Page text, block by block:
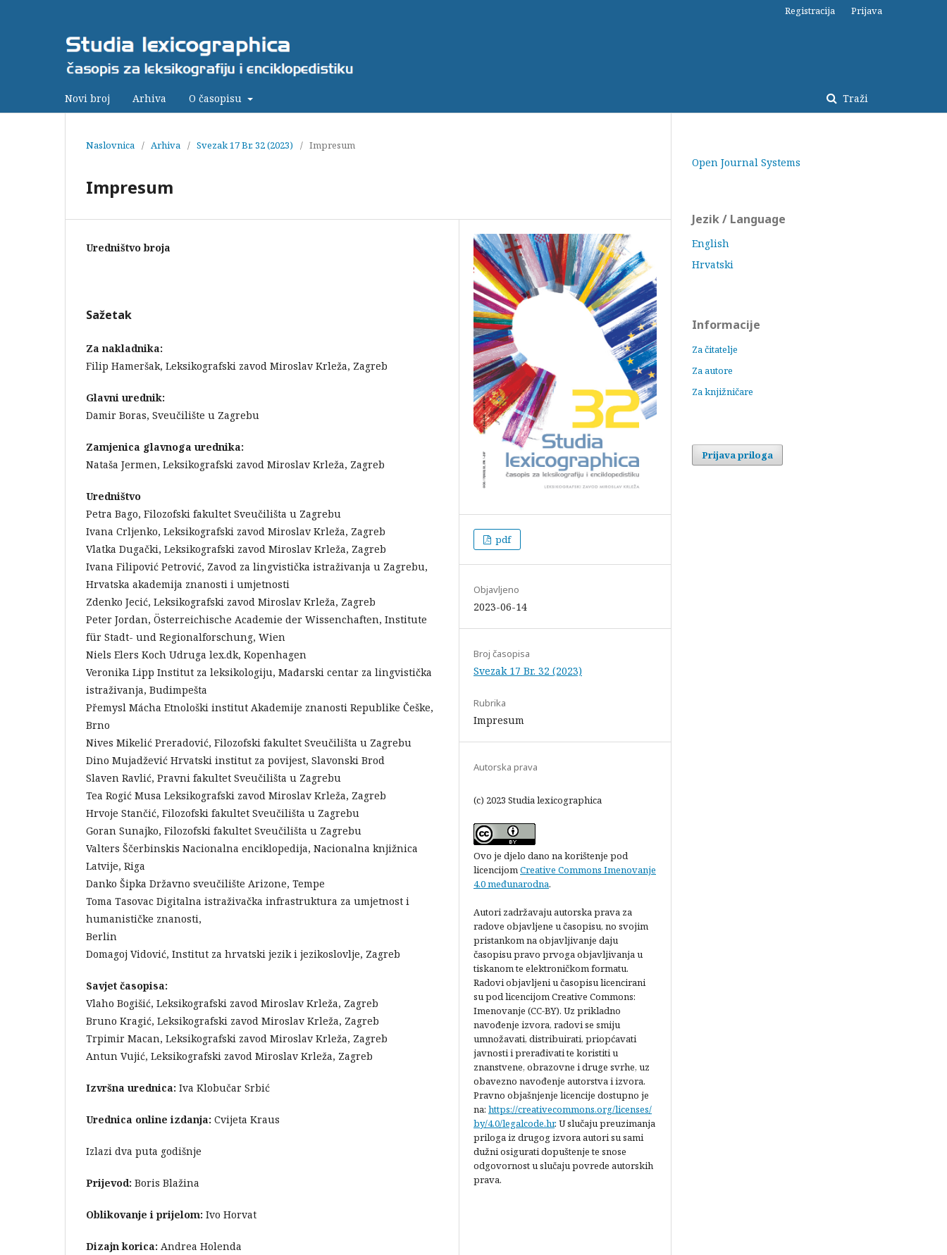
Novi broj Arhiva O časopisu Traži
Registracija Prijava
Naslovnica / Arhiva / Svezak 17 Br. 32 (2023) / Impresum
Impresum
Uredništvo broja
Sažetak
Za nakladnika:
Filip Hameršak, Leksikografski zavod Miroslav Krleža, Zagreb
Glavni urednik:
Damir Boras, Sveučilište u Zagrebu
Zamjenica glavnoga urednika:
Nataša Jermen, Leksikografski zavod Miroslav Krleža, Zagreb
Uredništvo
Petra Bago, Filozofski fakultet Sveučilišta u Zagrebu
Ivana Crljenko, Leksikografski zavod Miroslav Krleža, Zagreb
Vlatka Dugački, Leksikografski zavod Miroslav Krleža, Zagreb
Ivana Filipović Petrović, Zavod za lingvistička istraživanja u Zagrebu,
Hrvatska akademija znanosti i umjetnosti
Zdenko Jecić, Leksikografski zavod Miroslav Krleža, Zagreb
Peter Jordan, Österreichische Academie der Wissenchaften, Institute
für Stadt- und Regionalforschung, Wien
Niels Elers Koch Udruga lex.dk, Kopenhagen
Veronika Lipp Institut za leksikologiju, Mađarski centar za lingvistička
istraživanja, Budimpešta
Přemysl Mácha Etnološki institut Akademije znanosti Republike Češke,
Brno
Nives Mikelić Preradović, Filozofski fakultet Sveučilišta u Zagrebu
Dino Mujadžević Hrvatski institut za povijest, Slavonski Brod
Slaven Ravlić, Pravni fakultet Sveučilišta u Zagrebu
Tea Rogić Musa Leksikografski zavod Miroslav Krleža, Zagreb
Hrvoje Stančić, Filozofski fakultet Sveučilišta u Zagrebu
Goran Sunajko, Filozofski fakultet Sveučilišta u Zagrebu
Valters Ščerbinskis Nacionalna enciklopedija, Nacionalna knjižnica
Latvije, Riga
Danko Šipka Državno sveučilište Arizone, Tempe
Toma Tasovac Digitalna istraživačka infrastruktura za umjetnost i
humanističke znanosti,
Berlin
Domagoj Vidović, Institut za hrvatski jezik i jezikoslovlje, Zagreb
Savjet časopisa:
Vlaho Bogišić, Leksikografski zavod Miroslav Krleža, Zagreb
Bruno Kragić, Leksikografski zavod Miroslav Krleža, Zagreb
Trpimir Macan, Leksikografski zavod Miroslav Krleža, Zagreb
Antun Vujić, Leksikografski zavod Miroslav Krleža, Zagreb
Izvršna urednica: Iva Klobučar Srbić
Urednica online izdanja: Cvijeta Kraus
Izlazi dva puta godišnje
Prijevod: Boris Blažina
Oblikovanje i prijelom: Ivo Horvat
Dizajn korica: Andrea Holenda
pdf
Objavljeno
2023-06-14
Broj časopisa
Svezak 17 Br. 32 (2023)
Rubrika
Impresum
Autorska prava
(c) 2023 Studia lexicographica
Ovo je djelo dano na korištenje pod
licencijomCreative Commons Imenovanje
4.0 međunarodna.
Autori zadržavaju autorska prava za
radove objavljene u časopisu, no svojim
pristankom na objavljivanje daju
časopisu pravo prvoga objavljivanja u
tiskanom te elektroničkom formatu.
Radovi objavljeni u časopisu licencirani
su pod licencijom Creative Commons:
Imenovanje (CC-BY). Uz prikladno
navođenje izvora, radovi se smiju
umnožavati, distribuirati, priopćavati
javnosti i prerađivati te koristiti u
znanstvene, obrazovne i druge svrhe, uz
obavezno navođenje autorstva i izvora.
Pravno objašnjenje licencije dostupno je
na: https://creativecommons.org/licenses/
by/4.0/legalcode.hr. U slučaju preuzimanja
priloga iz drugog izvora autori su sami
dužni osigurati dopuštenje te snose
odgovornost u slučaju povrede autorskih
prava.
Open Journal Systems
Jezik / Language
English
Hrvatski
Informacije
Za čitatelje
Za autore
Za knjižničare
Prijava priloga